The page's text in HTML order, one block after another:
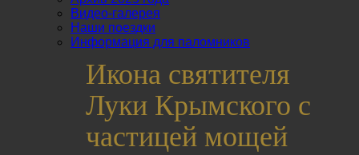
Видео-галерея
Наши поездки
Информация для паломников
Икона святителя
Луки Крымского с
частицей мощей